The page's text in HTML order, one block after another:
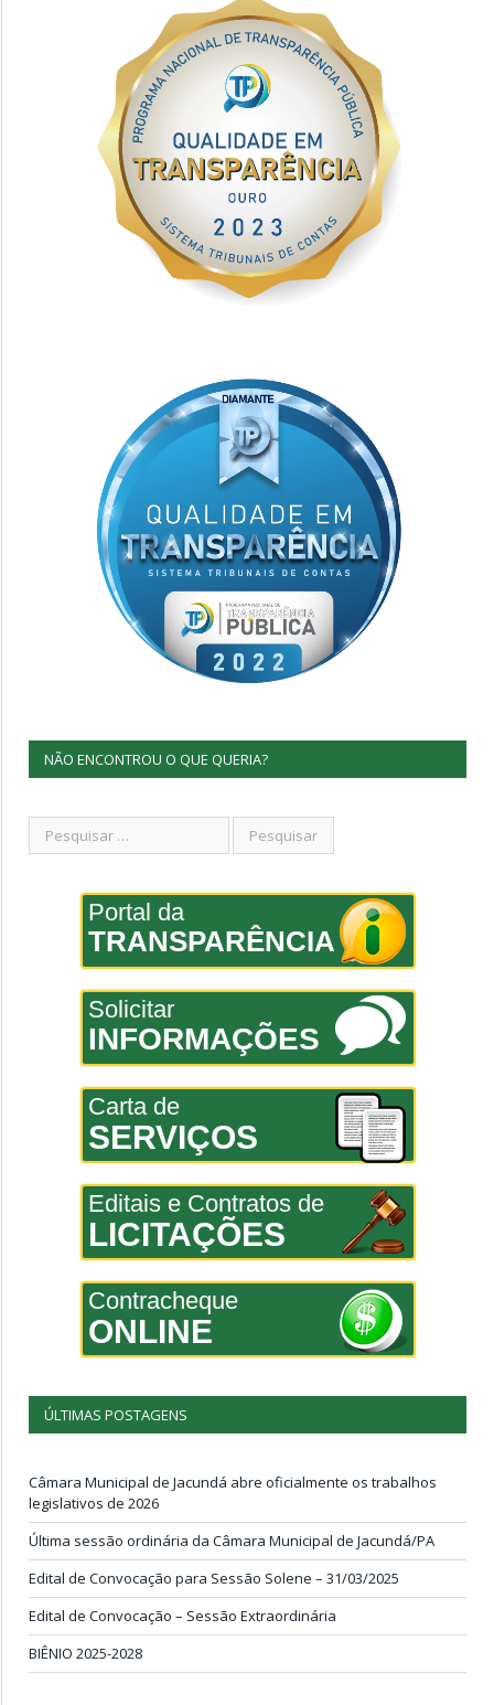
NÃO ENCONTROU O QUE QUERIA?
Portal da
TRANSPARÊNCIA
Solicitar
INFORMAÇÕES
Carta de
SERVIÇOS
Editais e Contratos de
LICITAÇÕES
Contracheque
ONLINE
ÚLTIMAS POSTAGENS
Câmara Municipal de Jacundá abre oficialmente os trabalhos
legislativos de 2026
Última sessão ordinária da Câmara Municipal de Jacundá/PA
Edital de Convocação para Sessão Solene – 31/03/2025
Edital de Convocação – Sessão Extraordinária
BIÊNIO 2025-2028